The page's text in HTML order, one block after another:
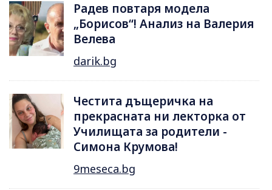
Радев повтаря модела
„Борисов“! Анализ на Валерия
Велева
darik.bg
Честита дъщеричка на
прекрасната ни лекторка от
Училищата за родители -
Симона Крумова!
9meseca.bg